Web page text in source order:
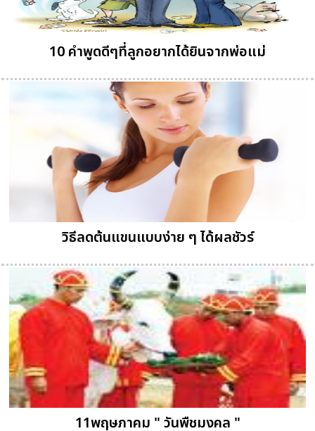
10 คำพูดดีๆที่ลูกอยากได้ยินจากพ่อแม่
วิธีลดต้นแขนแบบง่าย ๆ ได้ผลชัวร์
11พฤษภาคม " วันพืชมงคล "